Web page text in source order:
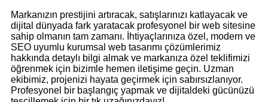
Markanızın prestijini artıracak, satışlarınızı katlayacak ve
dijital dünyada fark yaratacak profesyonel bir web sitesine
sahip olmanın tam zamanı. İhtiyaçlarınıza özel, modern ve
SEO uyumlu kurumsal web tasarımı çözümlerimiz
hakkında detaylı bilgi almak ve markanıza özel teklifimizi
öğrenmek için bizimle hemen iletişime geçin. Uzman
ekibimiz, projenizi hayata geçirmek için sabırsızlanıyor.
Profesyonel bir başlangıç yapmak ve dijitaldeki gücünüzü